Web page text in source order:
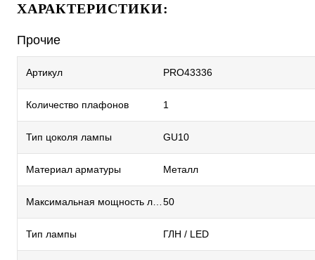
ХАРАКТЕРИСТИКИ:
Прочие
Артикул PRO43336
Количество плафонов 1
Тип цоколя лампы GU10
Материал арматуры Металл
50
Тип лампы ГЛН / LED